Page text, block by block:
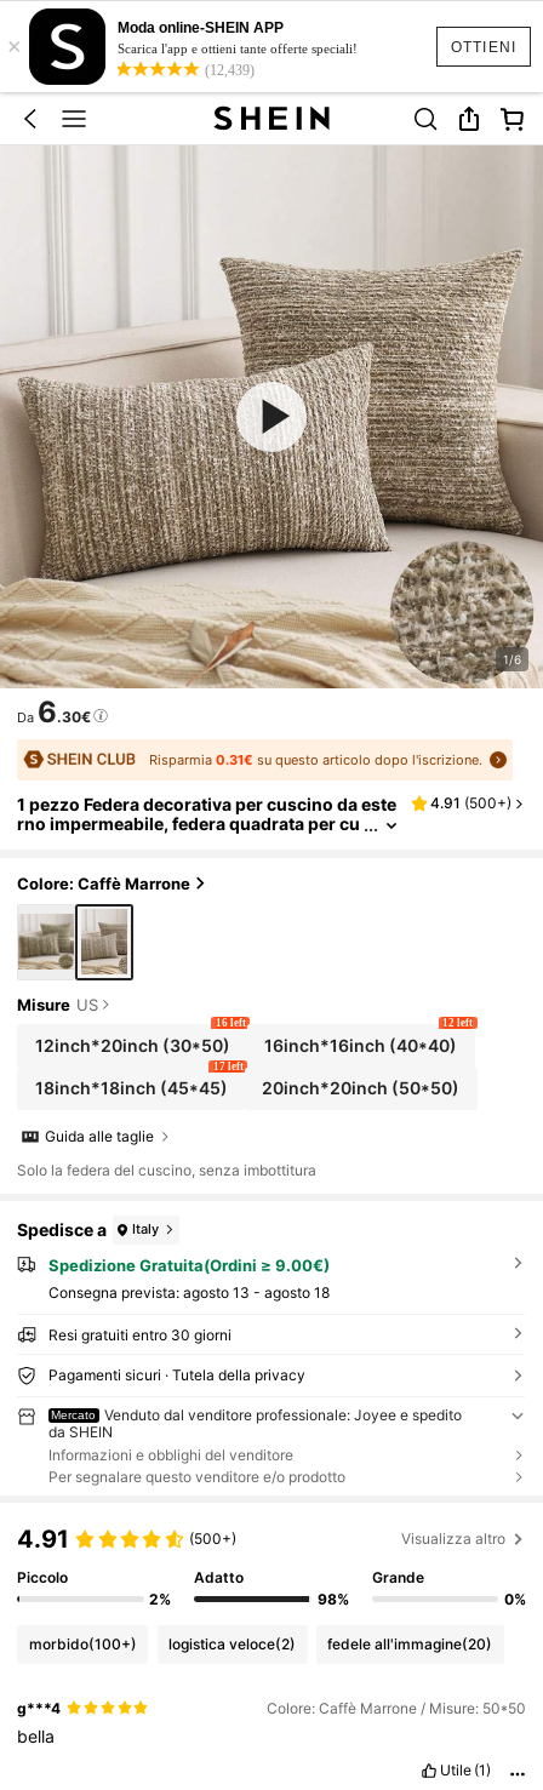
OTTIENI
×
Moda online-SHEIN APP
Scarica l'app e ottieni tante offerte speciali!
(12,439)
1/6
Da 6.30€
Risparmia0.31€ su questo articolo dopo l'iscrizione.
1 pezzo Federa decorativa per cuscino da este
rno impermeabile, federa quadrata per cu
cm
4.91 (500+)
Colore: Caffè Marrone
Misure US
12inch*20inch (30*50)
16 left
16inch*16inch (40*40)
12 left
18inch*18inch (45*45)
17 left
20inch*20inch (50*50)
Guida alle taglie
Solo la federa del cuscino, senza imbottitura
Spedisce a Italy
Spedizione Gratuita(Ordini ≥ 9.00€)
Consegna prevista: agosto 13 - agosto 18
Resi gratuiti entro 30 giorni
Pagamenti sicuri · Tutela della privacy
Mercato
Venduto dal venditore professionale: Joyee e spedito
da SHEIN
Informazioni e obblighi del venditore
Per segnalare questo venditore e/o prodotto
4.91 (500+) Visualizza altro
Piccolo
2%
Adatto
98%
Grande
0%
morbido(100+) logistica veloce(2) fedele all'immagine(20)
g***4 Colore: Caffè Marrone / Misure: 50*50
bella
Utile (1)